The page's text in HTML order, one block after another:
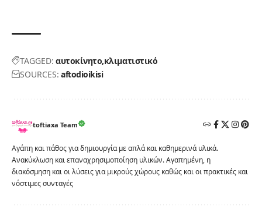
TAGGED: αυτοκίνητο κλιματιστικό
SOURCES: aftodioikisi
toftiaxa Team
Αγάπη και πάθος για δημιουργία με απλά και καθημερινά υλικά.
Ανακύκλωση και επαναχρησιμοποίηση υλικών. Αγαπημένη, η
διακόσμηση και οι λύσεις για μικρούς χώρους καθώς και οι πρακτικές και
νόστιμες συνταγές